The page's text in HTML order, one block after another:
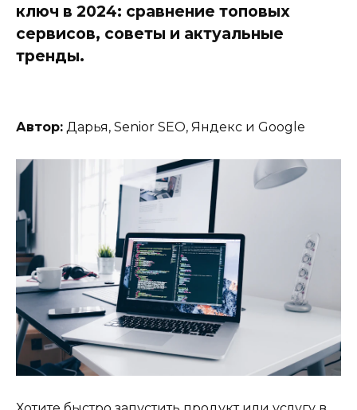
ключ в 2024: сравнение топовых
сервисов, советы и актуальные
тренды.
Автор: Дарья, Senior SEO, Яндекс и Google